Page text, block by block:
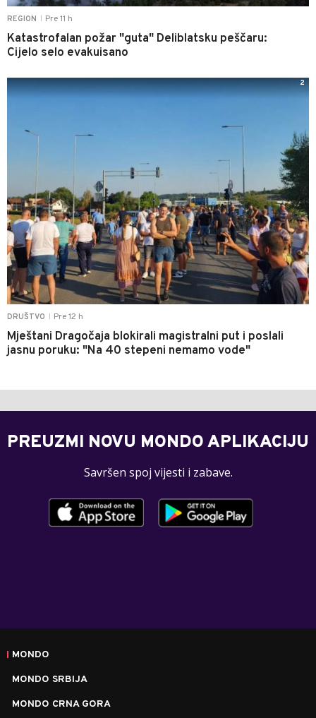
REGION Pre 11 h
Katastrofalan požar "guta" Deliblatsku peščaru:
Cijelo selo evakuisano
DRUŠTVO Pre 12 h
Mještani Dragočaja blokirali magistralni put i poslali
jasnu poruku: "Na 40 stepeni nemamo vode"
2
PREUZMI NOVU MONDO APLIKACIJU
Savršen spoj vijesti i zabave.
MONDO
MONDO SRBIJA
MONDO CRNA GORA